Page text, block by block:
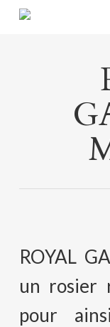
Skip
ROYAL
un rosier
pour